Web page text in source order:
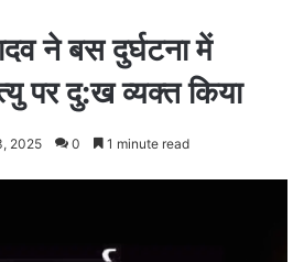
ने बस दुर्घटना में
पर दु:ख व्यक्त किया
2025 0 1 minute read